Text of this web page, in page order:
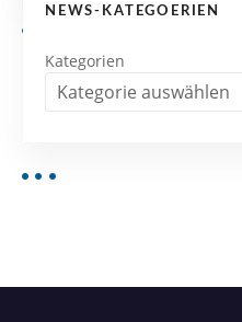
NEWS-KATEGOERIEN
Kategorien